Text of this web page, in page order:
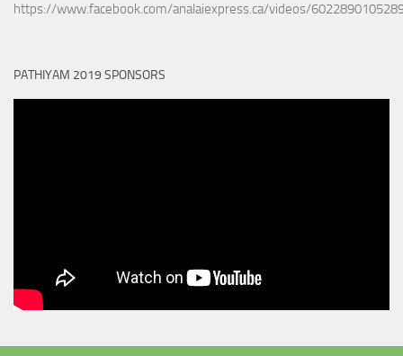
https://www.facebook.com/analaiexpress.ca/videos/
PATHIYAM 2019 SPONSORS